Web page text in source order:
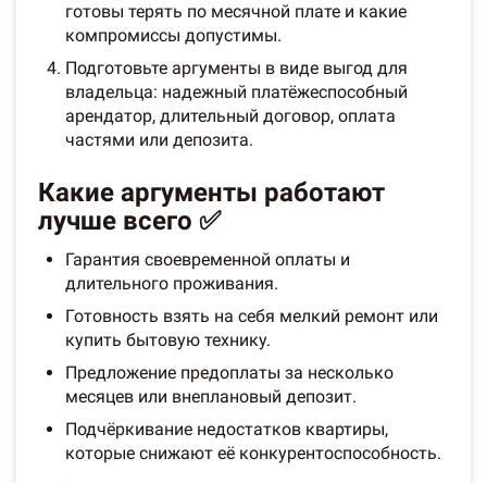
готовы терять по месячной плате и какие
компромиссы допустимы.
Подготовьте аргументы в виде выгод для
владельца: надежный платёжеспособный
арендатор, длительный договор, оплата
частями или депозита.
Какие аргументы работают
лучше всего ✅
Гарантия своевременной оплаты и
длительного проживания.
Готовность взять на себя мелкий ремонт или
купить бытовую технику.
Предложение предоплаты за несколько
месяцев или внеплановый депозит.
Подчёркивание недостатков квартиры,
которые снижают её конкурентоспособность.